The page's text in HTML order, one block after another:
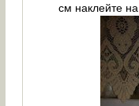
см наклейте